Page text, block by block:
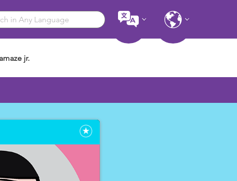
amaze jr.